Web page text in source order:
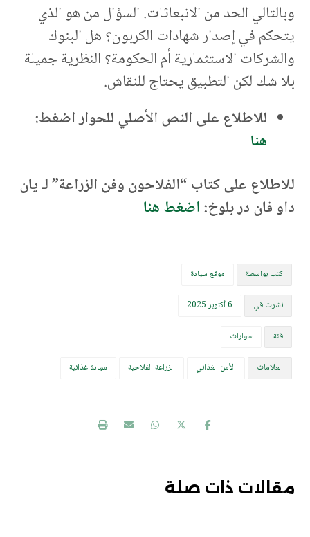
وبالتالي الحد من الانبعاثات. السؤال من هو الذي
يتحكم في إصدار شهادات الكربون؟ هل البنوك
والشركات الاستثمارية أم الحكومة؟ النظرية جميلة
بلا شك لكن التطبيق يحتاج للنقاش.
للاطلاع على النص الأصلي للحوار اضغط:
هنا
للاطلاع على كتاب “الفلاحون وفن الزراعة” لـ يان
داو فان در بلوخ:اضغط هنا
كتب بواسطة موقع سيادة
نشرت في 6 أكتوبر 2025
فئة حوارات
العلامات الأمن الغذائي الزراعة الفلاحية سيادة غذائية
مقالات ذات صلة